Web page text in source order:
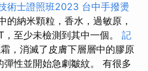
術士證照班2023 台中手撥燙
的納米顆粒，香水，過敏原，
至少未檢測到其中一個。 記
，消滅了皮膚下層層中的膠原
性並開始急劇皺紋。 有很多